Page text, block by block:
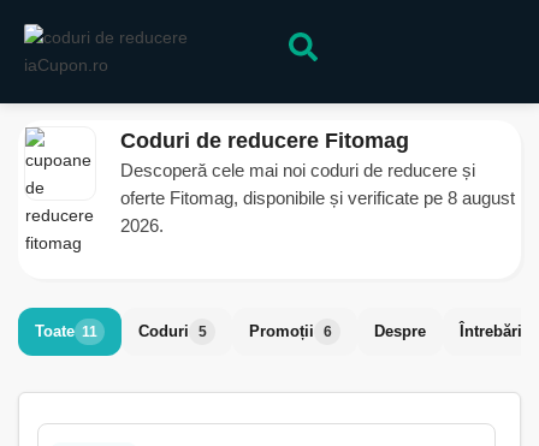
Coduri de reducere Fitomag
Descoperă cele mai noi coduri de reducere și
oferte Fitomag, disponibile și verificate pe 8 august
2026.
Toate 11 Coduri 5 Promoții 6 Despre Întrebări